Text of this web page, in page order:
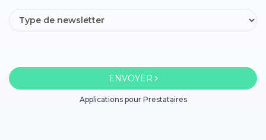
ENVOYER
Applications pour Prestataires